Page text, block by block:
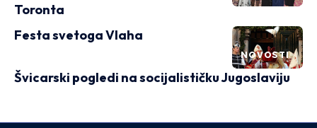
Toronta
NOVOSTI
Festa svetoga Vlaha
Švicarski pogledi na socijalističku Jugoslaviju